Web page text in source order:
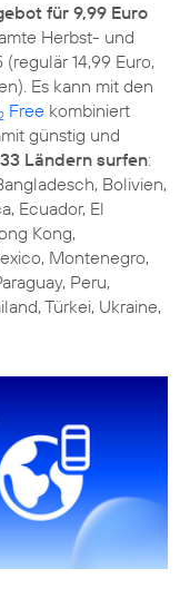
für 9,99 Euro
Herbst- und
14,99 Euro,
Es kann mit den
Free kombiniert
günstig und
Ländern surfen:
Bolivien,
Ecuador, El
Kong,
Montenegro,
Peru,
Türkei, Ukraine,